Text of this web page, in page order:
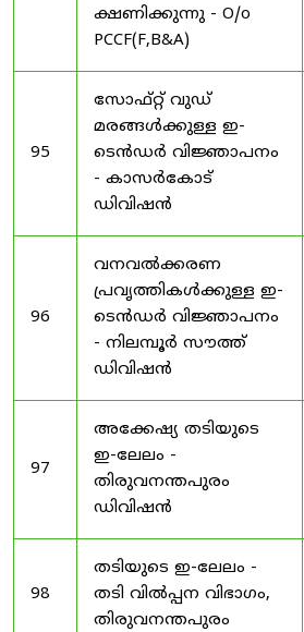
ക്ഷണിക്കുന്നു - O/o
PCCF(F,B&A)
95
സോഫ്റ്റ് വുഡ്
മരങ്ങൾക്കുള്ള ഇ-
ടെൻഡർ വിജ്ഞാപനം
- കാസർകോട്
ഡിവിഷൻ
96
വനവൽക്കരണ
പ്രവൃത്തികൾക്കുള്ള ഇ-
ടെൻഡർ വിജ്ഞാപനം
- നിലമ്പൂർ സൗത്ത്
ഡിവിഷൻ
97
അക്കേഷ്യ തടിയുടെ
ഇ-ലേലം -
തിരുവനന്തപുരം
ഡിവിഷൻ
98
തടിയുടെ ഇ-ലേലം -
തടി വിൽപ്പന വിഭാഗം,
തിരുവനന്തപുരം